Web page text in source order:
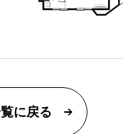
に戻る